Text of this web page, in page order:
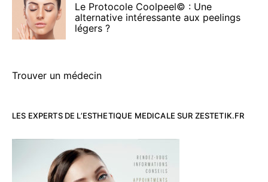
Le Protocole Coolpeel© : Une
alternative intéressante aux peelings
légers ?
Trouver un médecin
LES EXPERTS DE L’ESTHETIQUE MEDICALE SUR ZESTETIK.FR